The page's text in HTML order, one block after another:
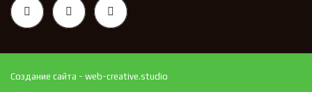
Создание сайта - web-creative.studio